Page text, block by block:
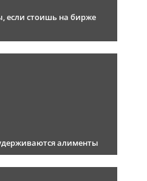
если стоишь на бирже
алименты